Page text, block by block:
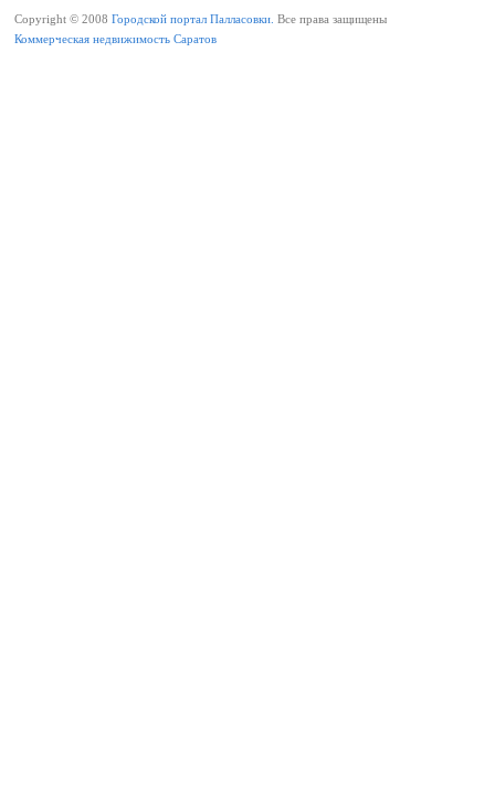
Copyright © 2008 Городской портал Палласовки. Все права защищены
Коммерческая недвижимость Саратов